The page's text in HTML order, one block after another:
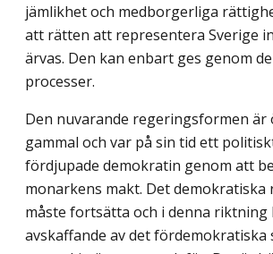
jämlikhet och medborgerliga
att rätten att representera Sverige
ärvas. Den kan enbart ges genom
processer.
Den nuvarande regeringsformen är
gammal och var på sin tid ett
fördjupade demokratin genom att
monarkens makt. Det
måste fortsätta och i denna
avskaffande av det fördemokratiska